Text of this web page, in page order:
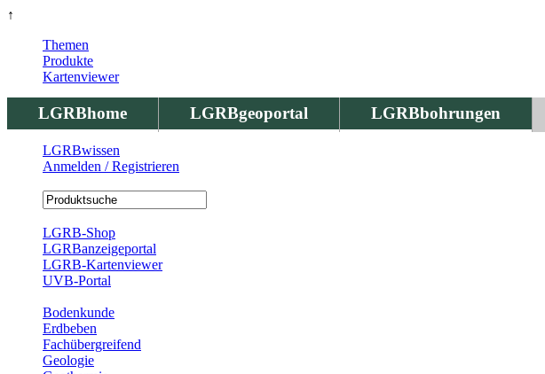
↑
LGRBhome LGRBgeoportal LGRBbohrungen
Themen
Produkte
Kartenviewer
LGRBwissen
Anmelden / Registrieren
LGRB-Shop
LGRBanzeigeportal
LGRB-Kartenviewer
UVB-Portal
Bodenkunde
Erdbeben
Fachübergreifend
Geologie